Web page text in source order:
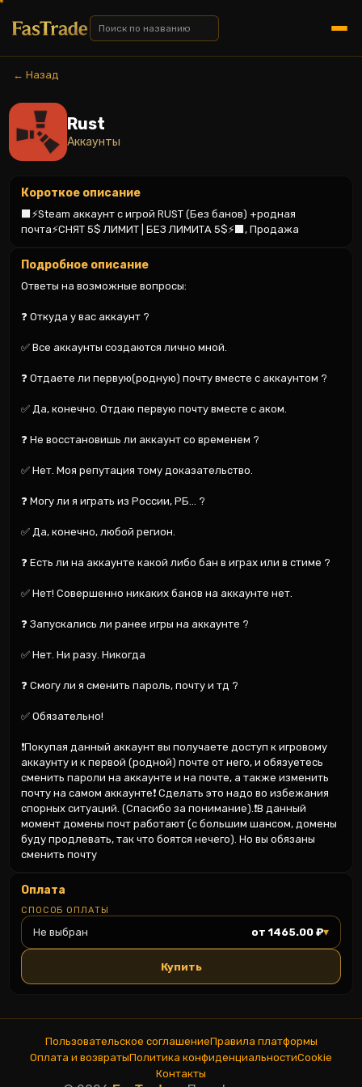
← Назад
Rust
Аккаунты
Короткое описание
⬛️⚡️Steam аккаунт с игрой RUST (Без банов) +родная
почта⚡️СНЯТ 5$ ЛИМИТ | БЕЗ ЛИМИТА 5$⚡️⬛️, Продажа
Подробное описание
Ответы на возможные вопросы:
❓ Откуда у вас аккаунт ?
✅ Все аккаунты создаются лично мной.
❓ Отдаете ли первую(родную) почту вместе с аккаунтом ?
✅ Да, конечно. Отдаю первую почту вместе с аком.
❓ Не восстановишь ли аккаунт со временем ?
✅ Нет. Моя репутация тому доказательство.
❓ Могу ли я играть из России, РБ... ?
✅ Да, конечно, любой регион.
❓ Есть ли на аккаунте какой либо бан в играх или в стиме ?
✅ Нет! Совершенно никаких банов на аккаунте нет.
❓ Запускались ли ранее игры на аккаунте ?
✅ Нет. Ни разу. Никогда
❓ Смогу ли я сменить пароль, почту и тд ?
✅ Обязательно!
❗Покупая данный аккаунт вы получаете доступ к игровому
аккаунту и к первой (родной) почте от него, и обязуетесь
сменить пароли на аккаунте и на почте, а также изменить
почту на самом аккаунте❗ Сделать это надо во избежания
спорных ситуаций. (Спасибо за понимание).❗В данный
момент домены почт работают (с большим шансом, домены
буду продлевать, так что боятся нечего). Но вы обязаны
сменить почту
Оплата
СПОСОБ ОПЛАТЫ
Не выбран от 1465.00 ₽▾
Купить
Пользовательское соглашениеПравила платформы
Оплата и возвратыПолитика конфиденциальностиCookie
Контакты